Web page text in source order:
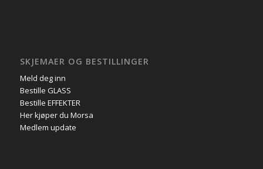
SKJEMAER OG BESTILLINGER
Meld deg inn
Bestille GLASS
Bestille EFFEKTER
Her kjøper du Morsa
Medlem update